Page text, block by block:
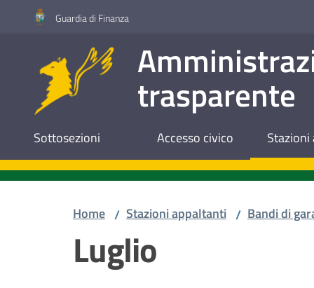
Vai al contenuto
Vai alla navigazione
Vai al footerGuardia di Finanza
trasparente
Sottosezioni Accesso civico
Home / Stazioni appaltanti / Bandi di
Luglio